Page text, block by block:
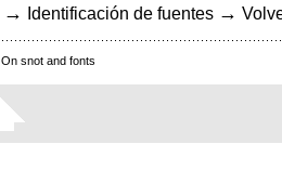
→ Identificación de fuentes →
On snot and fonts